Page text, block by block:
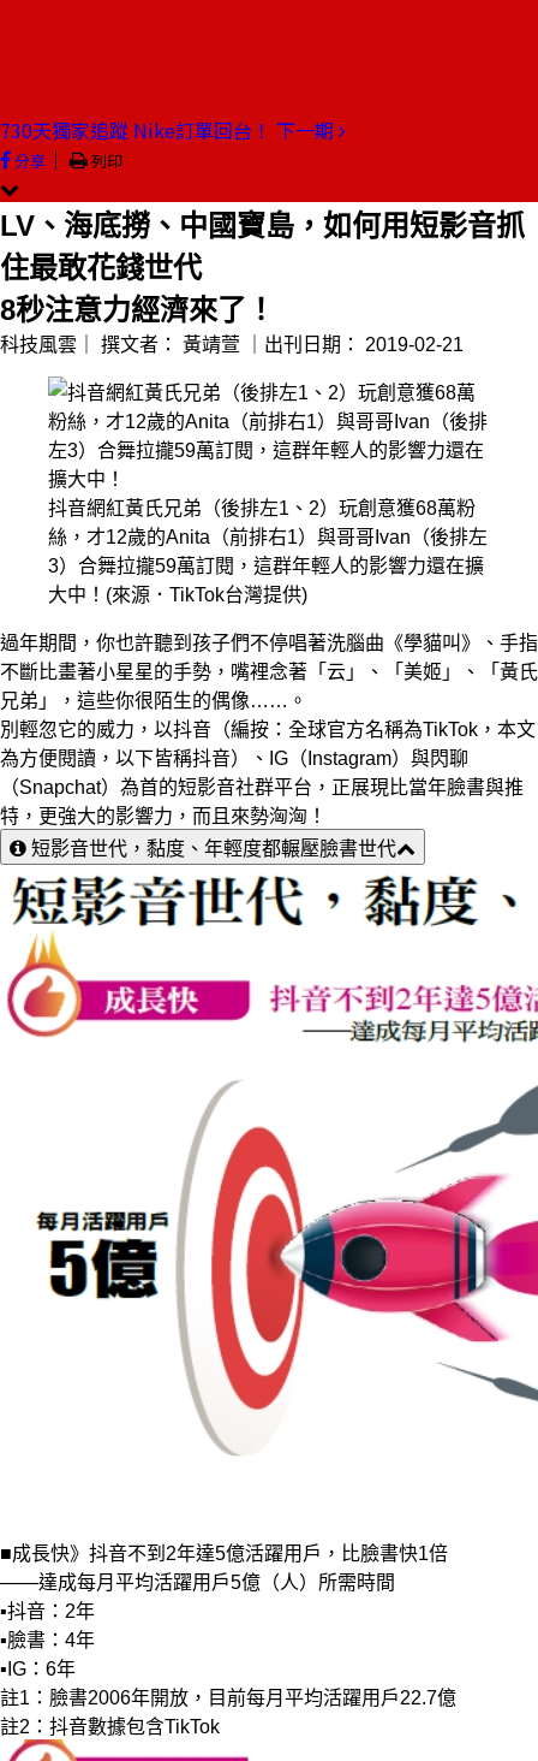
730天獨家追蹤 Nike訂單回台！ 下一期
分享 ｜ 列印
LV、海底撈、中國寶島，如何用短影音抓
住最敢花錢世代
8秒注意力經濟來了！
科技風雲｜ 撰文者： 黃靖萱 ｜出刊日期： 2019-02-21
抖音網紅黃氏兄弟（後排左1、2）玩創意獲68萬粉
絲，才12歲的Anita（前排右1）與哥哥Ivan（後排左
3）合舞拉攏59萬訂閱，這群年輕人的影響力還在擴
大中！(來源．TikTok台灣提供)
過年期間，你也許聽到孩子們不停唱著洗腦曲《學貓叫》、手指
不斷比畫著小星星的手勢，嘴裡念著「云」、「美姬」、「黃氏
兄弟」，這些你很陌生的偶像……。
別輕忽它的威力，以抖音（編按：全球官方名稱為TikTok，本文
為方便閱讀，以下皆稱抖音）、IG（Instagram）與閃聊
（Snapchat）為首的短影音社群平台，正展現比當年臉書與推
特，更強大的影響力，而且來勢洶洶！
短影音世代，黏度、年輕度都輾壓臉書世代
■成長快》抖音不到2年達5億活躍用戶，比臉書快1倍
——達成每月平均活躍用戶5億（人）所需時間
▪抖音：2年
▪臉書：4年
▪IG：6年
註1：臉書2006年開放，目前每月平均活躍用戶22.7億
註2：抖音數據包含TikTok